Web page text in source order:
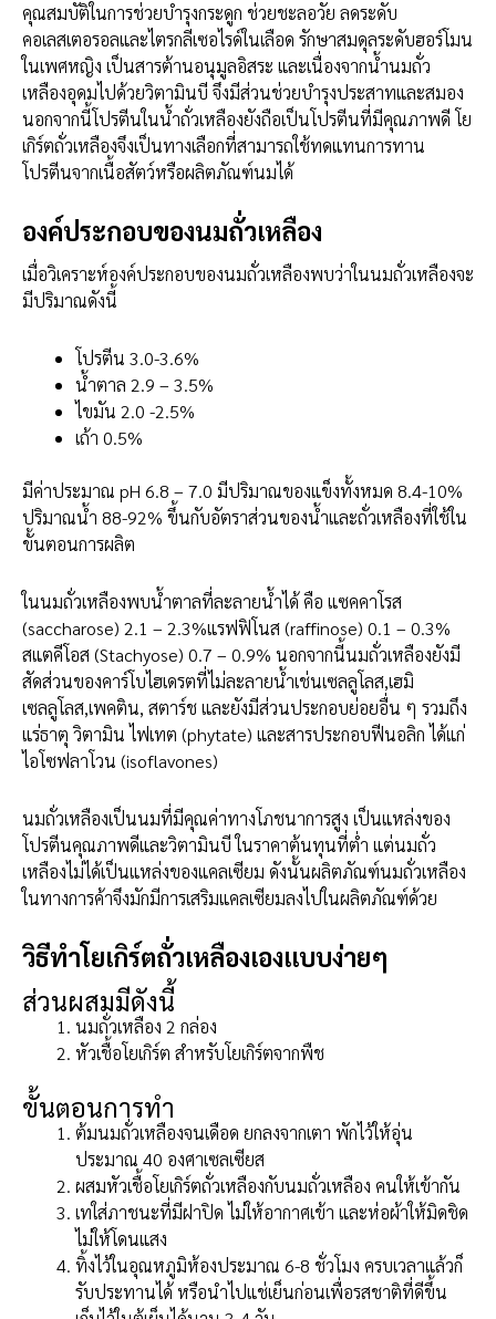
คุณสมบัติในการช่วยบำรุงกระดูก ช่วยชะลอวัย ลดระดับ
คอเลสเตอรอลและไตรกลีเซอไรด์ในเลือด รักษาสมดุลระดับฮอร์โมน
ในเพศหญิง เป็นสารต้านอนุมูลอิสระ และเนื่องจากน้ำนมถั่ว
เหลืองอุดมไปด้วยวิตามินบี จึงมีส่วนช่วยบำรุงประสาทและสมอง
นอกจากนี้โปรตีนในน้ำถั่วเหลืองยังถือเป็นโปรตีนที่มีคุณภาพดี โย
เกิร์ตถั่วเหลืองจึงเป็นทางเลือกที่สามารถใช้ทดแทนการทาน
โปรตีนจากเนื้อสัตว์หรือผลิตภัณฑ์นมได้
องค์ประกอบของนมถั่วเหลือง
เมื่อวิเคราะห์องค์ประกอบของนมถั่วเหลืองพบว่าในนมถั่วเหลืองจะ
มีปริมาณดังนี้
โปรตีน 3.0-3.6%
น้ำตาล 2.9 – 3.5%
ไขมัน 2.0 -2.5%
เถ้า 0.5%
มีค่าประมาณ pH 6.8 – 7.0 มีปริมาณของแข็งทั้งหมด 8.4-10%
ปริมาณน้ำ 88-92% ขึ้นกับอัตราส่วนของน้ำและถั่วเหลืองที่ใช้ใน
ขั้นตอนการผลิต
ในนมถั่วเหลืองพบน้ำตาลที่ละลายน้ำได้ คือ แซคคาโรส
(saccharose) 2.1 – 2.3%แรฟฟิโนส (raffinose) 0.1 – 0.3%
สแตคีโอส (Stachyose) 0.7 – 0.9% นอกจากนี้นมถั่วเหลืองยังมี
สัดส่วนของคาร์โบไฮเดรตที่ไม่ละลายน้ำเช่นเซลลูโลส,เฮมิ
เซลลูโลส,เพคติน, สตาร์ช และยังมีส่วนประกอบย่อยอื่น ๆ รวมถึง
แร่ธาตุ วิตามิน ไฟเทต (phytate) และสารประกอบฟีนอลิก ได้แก่
ไอโซฟลาโวน (isoflavones)
นมถั่วเหลืองเป็นนมที่มีคุณค่าทางโภชนาการสูง เป็นแหล่งของ
โปรตีนคุณภาพดีและวิตามินบี ในราคาต้นทุนที่ต่ำ แต่นมถั่ว
เหลืองไม่ได้เป็นแหล่งของแคลเซียม ดังนั้นผลิตภัณฑ์นมถั่วเหลือง
ในทางการค้าจึงมักมีการเสริมแคลเซียมลงไปในผลิตภัณฑ์ด้วย
วิธีทำโยเกิร์ตถั่วเหลืองเองแบบง่ายๆ
ส่วนผสมมีดังนี้
นมถั่วเหลือง 2 กล่อง
หัวเชื้อโยเกิร์ต สำหรับโยเกิร์ตจากพืช
ขั้นตอนการทำ
ต้มนมถั่วเหลืองจนเดือด ยกลงจากเตา พักไว้ให้อุ่น
ประมาณ 40 องศาเซลเซียส
ผสมหัวเชื้อโยเกิร์ตถั่วเหลืองกับนมถั่วเหลือง คนให้เข้ากัน
เทใส่ภาชนะที่มีฝาปิด ไม่ให้อากาศเข้า และห่อผ้าให้มิดชิด
ไม่ให้โดนแสง
ทิ้งไว้ในอุณหภูมิห้องประมาณ 6-8 ชั่วโมง ครบเวลาแล้วก็
รับประทานได้ หรือนำไปแช่เย็นก่อนเพื่อรสชาติที่ดีขึ้น